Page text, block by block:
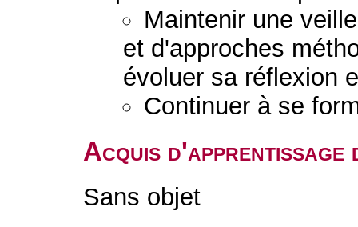
Maintenir une
et d'approches
évoluer sa réflexion
Continuer à se
Acquis d'apprentissage
Sans objet